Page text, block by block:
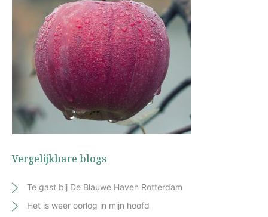
Vergelijkbare blogs
Te gast bij De Blauwe Haven Rotterdam
Het is weer oorlog in mijn hoofd